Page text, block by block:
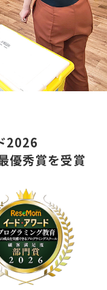
2026
優秀賞を受賞